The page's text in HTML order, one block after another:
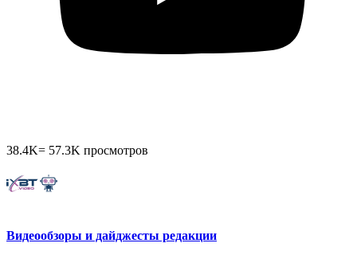
38.4K= 57.3K просмотров
Видеообзоры и дайджесты редакции